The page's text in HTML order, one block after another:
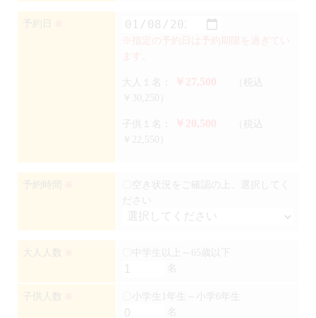
予約日
※指定の予約日は予約期限を過ぎてい
大人１名： ￥27,500
（税込
￥30,250）
子供１名： ￥20,500
（税込
￥22,550）
予約時間
〇空き状況をご確認の上、選択してく
ださい
大人人数
〇中学生以上～65歳以下
名
子供人数
〇小学生1年生～小学6年生
名